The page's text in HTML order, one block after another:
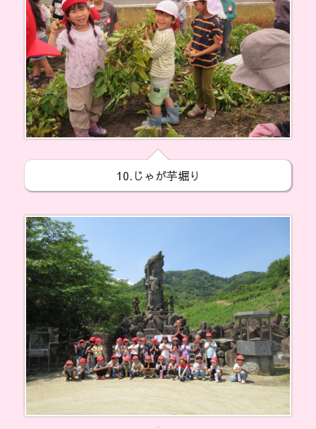
10.じゃが芋堀り